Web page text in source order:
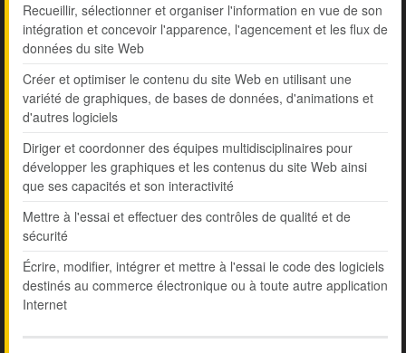
Recueillir, sélectionner et organiser l'information en vue de son
intégration et concevoir l'apparence, l'agencement et les flux de
données du site Web
Créer et optimiser le contenu du site Web en utilisant une
variété de graphiques, de bases de données, d'animations et
d'autres logiciels
Diriger et coordonner des équipes multidisciplinaires pour
développer les graphiques et les contenus du site Web ainsi
que ses capacités et son interactivité
Mettre à l'essai et effectuer des contrôles de qualité et de
sécurité
Écrire, modifier, intégrer et mettre à l'essai le code des logiciels
destinés au commerce électronique ou à toute autre application
Internet